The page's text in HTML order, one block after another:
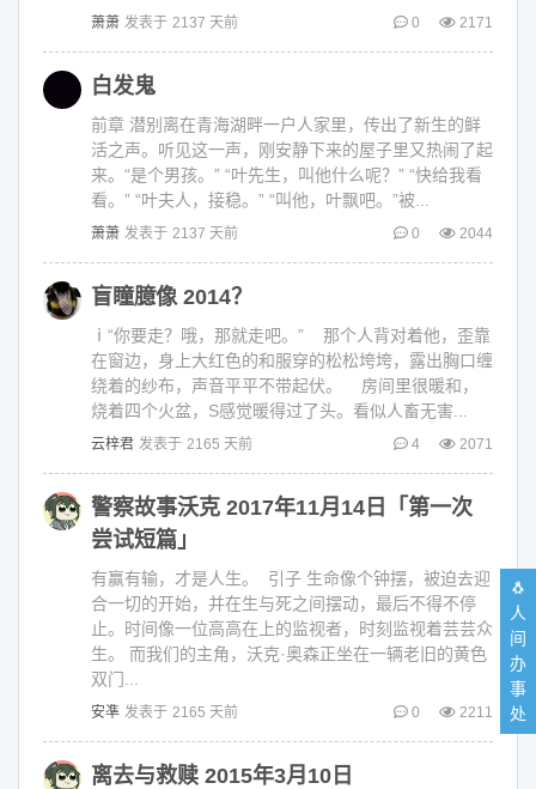
萧萧 发表于 2137 天前 0 2171
白发鬼
前章 潜别离在青海湖畔一户人家里，传出了新生的鲜
活之声。听见这一声，刚安静下来的屋子里又热闹了起
来。“是个男孩。” “叶先生，叫他什么呢？” “快给我看
看。” “叶夫人，接稳。” “叫他，叶飘吧。”被...
萧萧 发表于 2137 天前 0 2044
盲瞳臆像 2014？
ⅰ“你要走？哦，那就走吧。” 那个人背对着他，歪靠
在窗边，身上大红色的和服穿的松松垮垮，露出胸口缠
绕着的纱布，声音平平不带起伏。 房间里很暖和，
烧着四个火盆，S感觉暖得过了头。看似人畜无害...
云梓君 发表于 2165 天前 4 2071
警察故事沃克 2017年11月14日「第一次
尝试短篇」
有赢有输，才是人生。 引子 生命像个钟摆，被迫去迎
合一切的开始，并在生与死之间摆动，最后不得不停
止。时间像一位高高在上的监视者，时刻监视着芸芸众
生。 而我们的主角，沃克·奥森正坐在一辆老旧的黄色
双门...
安凖 发表于 2165 天前 0 2211
离去与救赎 2015年3月10日
🐧
人
间
办
事
处